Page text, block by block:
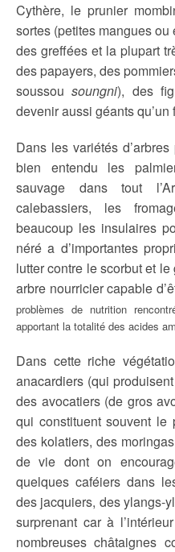
Cythère, le prunier
sortes (petites mangues
des greffées et la plupart
des papayers, des
soussousoungni), des
devenir aussi géants qu’un
Dans les variétés
bien entendu les
sauvage dans tout
calebassiers, les
beaucoup les insulaires
néré a d’importantes
lutter contre le scorbut et
arbre nourricier capable
problèmes de nutrition
apportant la totalité des acides
Dans cette riche
anacardiers (qui
des avocatiers (de gros
qui constituent souvent le
des kolatiers, des
de vie dont on
quelques caféiers dans
des jacquiers, des ylangs-
surprenant car à
nombreuses châtaignes